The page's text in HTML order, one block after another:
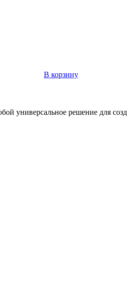
В корзину
универсальное решение для